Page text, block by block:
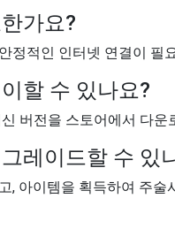
가요?
정적인 인터넷 연결이 필
할 수 있나요?
버전을 스토어에서 다운
레이드할 수 있
, 아이템을 획득하여 주술